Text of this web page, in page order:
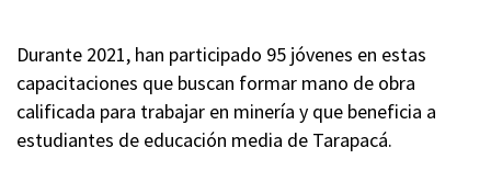
Durante 2021, han participado 95 jóvenes en estas
capacitaciones que buscan formar mano de obra
calificada para trabajar en minería y que beneficia a
estudiantes de educación media de Tarapacá.